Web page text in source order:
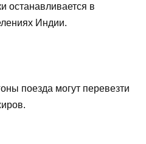
останавливается в
Индии.
поезда могут перевезти